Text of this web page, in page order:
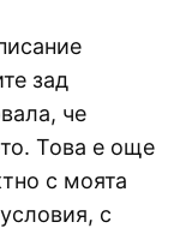
зад
че
Това е още
с моята
с